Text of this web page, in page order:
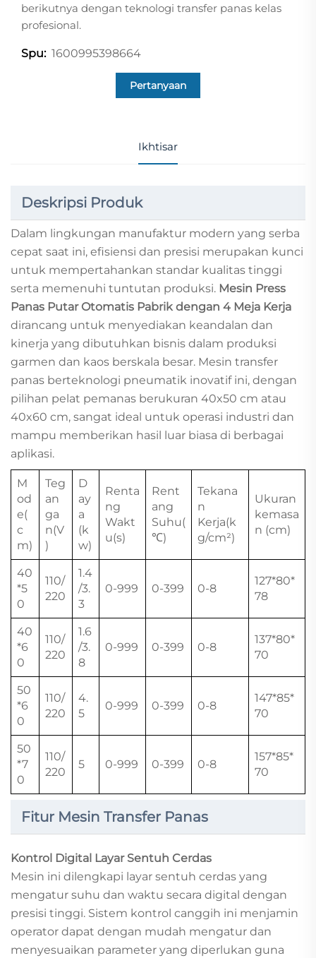
berikutnya dengan teknologi transfer panas kelas
profesional.
Spu: 1600995398664
Pertanyaan
Ikhtisar
Deskripsi Produk
Dalam lingkungan manufaktur modern yang serba
cepat saat ini, efisiensi dan presisi merupakan kunci
untuk mempertahankan standar kualitas tinggi
serta memenuhi tuntutan produksi. Mesin Press
Panas Putar Otomatis Pabrik dengan 4 Meja Kerja
dirancang untuk menyediakan keandalan dan
kinerja yang dibutuhkan bisnis dalam produksi
garmen dan kaos berskala besar. Mesin transfer
panas berteknologi pneumatik inovatif ini, dengan
pilihan pelat pemanas berukuran 40x50 cm atau
40x60 cm, sangat ideal untuk operasi industri dan
mampu memberikan hasil luar biasa di berbagai
aplikasi.
M
od
e(
c
m)
Teg
an
ga
n(V
)
D
ay
a
(k
w)
Renta
ng
Wakt
u(s)
Rent
ang
Suhu(
℃)
Tekana
n
Kerja(k
g/cm²)
Ukuran
kemasa
n (cm)
40
*5
0
110/
220
1.4
/3.
3
0-999 0-399 0-8
127*80*
78
40
*6
0
110/
220
1.6
/3.
8
0-999 0-399 0-8
137*80*
70
50
*6
0
110/
220
4.
5
0-999 0-399 0-8
147*85*
70
50
*7
0
110/
220
5 0-999 0-399 0-8
157*85*
70
Fitur Mesin Transfer Panas
Kontrol Digital Layar Sentuh Cerdas
Mesin ini dilengkapi layar sentuh cerdas yang
mengatur suhu dan waktu secara digital dengan
presisi tinggi. Sistem kontrol canggih ini menjamin
operator dapat dengan mudah mengatur dan
menyesuaikan parameter yang diperlukan guna